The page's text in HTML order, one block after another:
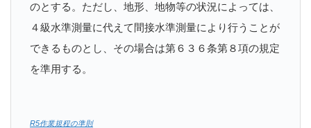
のとする。ただし、地形、地物等の状況によっては、
４級水準測量に代えて間接水準測量により行うことが
できるものとし、その場合は第６３６条第８項の規定
を準用する。
R5作業規程の準則